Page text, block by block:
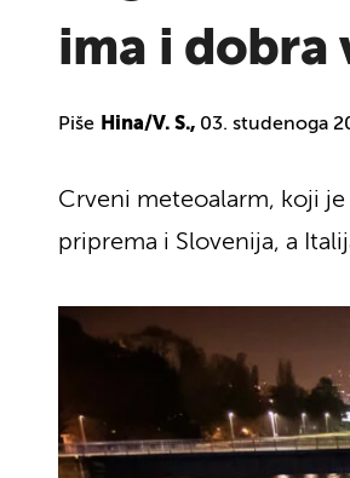
ima i dobra
Piše Hina/V. S., 03. studenoga
Crveni meteoalarm, koji
priprema i Slovenija, a